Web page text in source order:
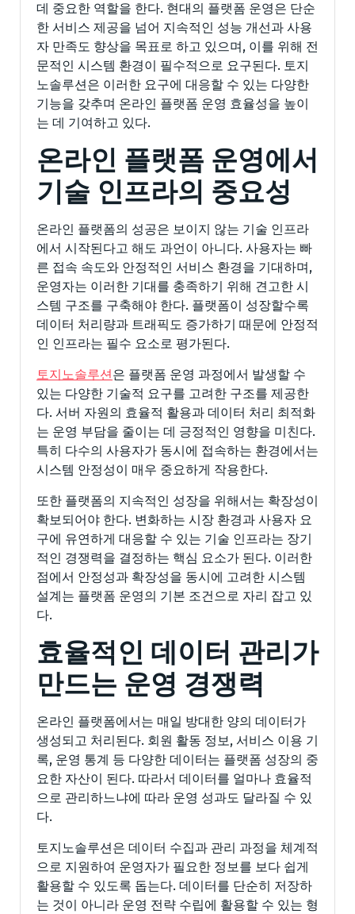
데 중요한 역할을 한다. 현대의 플랫폼 운영은 단순
한 서비스 제공을 넘어 지속적인 성능 개선과 사용
자 만족도 향상을 목표로 하고 있으며, 이를 위해 전
문적인 시스템 환경이 필수적으로 요구된다. 토지
노솔루션은 이러한 요구에 대응할 수 있는 다양한
기능을 갖추며 온라인 플랫폼 운영 효율성을 높이
는 데 기여하고 있다.
온라인 플랫폼 운영에서
기술 인프라의 중요성
온라인 플랫폼의 성공은 보이지 않는 기술 인프라
에서 시작된다고 해도 과언이 아니다. 사용자는 빠
른 접속 속도와 안정적인 서비스 환경을 기대하며,
운영자는 이러한 기대를 충족하기 위해 견고한 시
스템 구조를 구축해야 한다. 플랫폼이 성장할수록
데이터 처리량과 트래픽도 증가하기 때문에 안정적
인 인프라는 필수 요소로 평가된다.
토지노솔루션은 플랫폼 운영 과정에서 발생할 수
있는 다양한 기술적 요구를 고려한 구조를 제공한
다. 서버 자원의 효율적 활용과 데이터 처리 최적화
는 운영 부담을 줄이는 데 긍정적인 영향을 미친다.
특히 다수의 사용자가 동시에 접속하는 환경에서는
시스템 안정성이 매우 중요하게 작용한다.
또한 플랫폼의 지속적인 성장을 위해서는 확장성이
확보되어야 한다. 변화하는 시장 환경과 사용자 요
구에 유연하게 대응할 수 있는 기술 인프라는 장기
적인 경쟁력을 결정하는 핵심 요소가 된다. 이러한
점에서 안정성과 확장성을 동시에 고려한 시스템
설계는 플랫폼 운영의 기본 조건으로 자리 잡고 있
다.
효율적인 데이터 관리가
만드는 운영 경쟁력
온라인 플랫폼에서는 매일 방대한 양의 데이터가
생성되고 처리된다. 회원 활동 정보, 서비스 이용 기
록, 운영 통계 등 다양한 데이터는 플랫폼 성장의 중
요한 자산이 된다. 따라서 데이터를 얼마나 효율적
으로 관리하느냐에 따라 운영 성과도 달라질 수 있
다.
토지노솔루션은 데이터 수집과 관리 과정을 체계적
으로 지원하여 운영자가 필요한 정보를 보다 쉽게
활용할 수 있도록 돕는다. 데이터를 단순히 저장하
는 것이 아니라 운영 전략 수립에 활용할 수 있는 형